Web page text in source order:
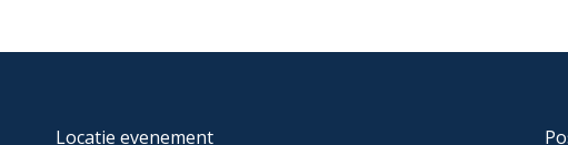
Locatie evenement